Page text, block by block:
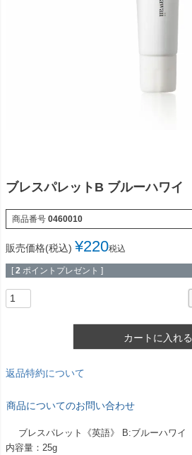
ブレスパレットB ブルーハワイ
商品番号 0460010
販売価格(税込) ¥220税込
[ 2 ポイントプレゼント ]
カートに入れる
返品特約について
商品についてのお問い合わせ
ブレスパレット《英語》 B:ブルーハワイ
内容量：25g